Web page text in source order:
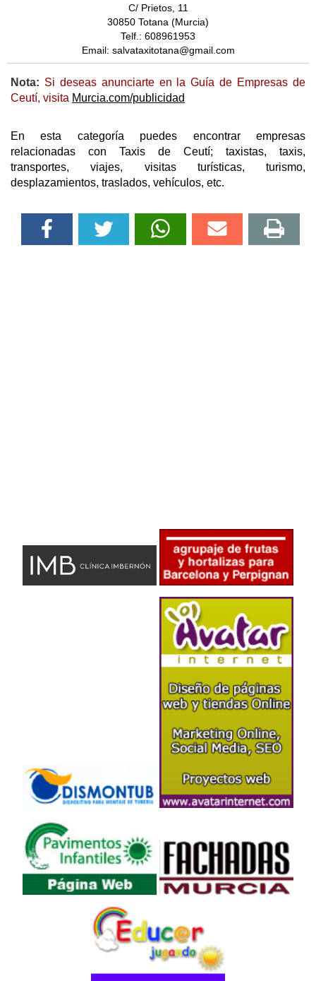
C/ Prietos, 11
30850 Totana (Murcia)
Telf.: 608961953
Email: salvataxitotana@gmail.com
Nota: Si deseas anunciarte en la Guía de Empresas de
Ceutí, visita Murcia.com/publicidad
En esta categoría puedes encontrar empresas
relacionadas con Taxis de Ceutí; taxistas, taxis,
transportes, viajes, visitas turísticas, turismo,
desplazamientos, traslados, vehículos, etc.